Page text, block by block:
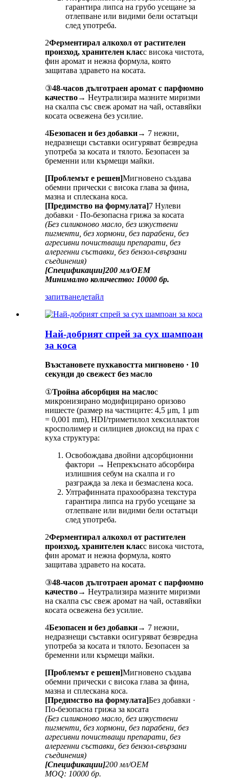
гарантира липса на грубо усещане за
отлепване или видими бели остатъци
след употреба.
2Ферментирал алкохол от растителен
произход, хранителен класс висока чистота,
фин аромат и нежна формула, която
защитава здравето на косата.
③48-часов дълготраен аромат с парфюмно
качество→ Неутрализира мазните миризми
на скалпа със свеж аромат на чай, оставяйки
косата освежена без усилие.
4Безопасен и без добавки→ 7 нежни,
недразнещи съставки осигуряват безвредна
употреба за косата и тялото. Безопасен за
бременни или кърмещи майки.
[Проблемът е решен]Мигновено създава
обемни прически с висока глава за фина,
мазна и сплескана коса.
[Предимство на формулата]7 Нулеви
добавки · По-безопасна грижа за косата
(Без силиконово масло, без изкуствени
пигменти, без хормони, без парабени, без
агресивни почистващи препарати, без
алергенни съставки, без бензол-свързани
съединения)
[Спецификации]200 мл/ОЕМ
Минимално количество: 10000 бр.
запитванедетайл
Най-добрият спрей за сух шампоан
за коса
Възстановете пухкавостта мигновено · 10
секунди до свежест без масло
①Тройна абсорбция на маслос
микронизирано модифицирано оризово
нишесте (размер на частиците: 4,5 μm, 1 μm
= 0,001 mm), HDI/триметилол хексиллактон
кросполимер и силициев диоксид на прах с
куха структура:
Освобождава двойни адсорбционни
фактори → Непрекъснато абсорбира
излишния себум на скалпа и го
разгражда за лека и безмаслена коса.
Ултрафинната прахообразна текстура
гарантира липса на грубо усещане за
отлепване или видими бели остатъци
след употреба.
2Ферментирал алкохол от растителен
произход, хранителен класс висока чистота,
фин аромат и нежна формула, която
защитава здравето на косата.
③48-часов дълготраен аромат с парфюмно
качество→ Неутрализира мазните миризми
на скалпа със свеж аромат на чай, оставяйки
косата освежена без усилие.
4Безопасен и без добавки→ 7 нежни,
недразнещи съставки осигуряват безвредна
употреба за косата и тялото. Безопасен за
бременни или кърмещи майки.
[Проблемът е решен]Мигновено създава
обемни прически с висока глава за фина,
мазна и сплескана коса.
[Предимство на формулата]Без добавки ·
По-безопасна грижа за косата
(Без силиконово масло, без изкуствени
пигменти, без хормони, без парабени, без
агресивни почистващи препарати, без
алергенни съставки, без бензол-свързани
съединения)
[Спецификации]200 мл/ОЕМ
MOQ: 10000 бр.